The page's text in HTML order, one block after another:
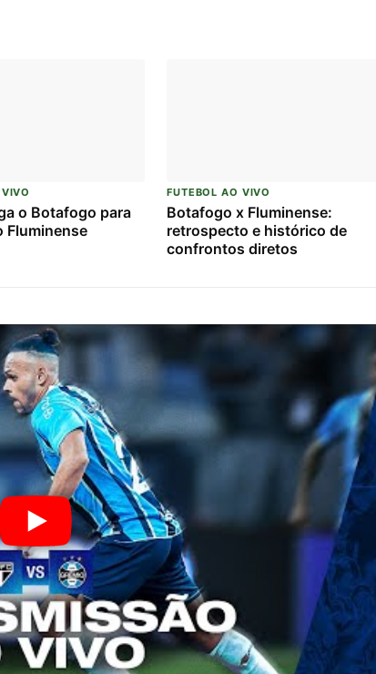
o Botafogo para
Fluminense
FUTEBOL AO VIVO
Botafogo x Fluminense:
retrospecto e histórico de
confrontos diretos